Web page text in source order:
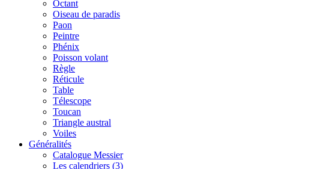
Octant
Oiseau de paradis
Paon
Peintre
Phénix
Poisson volant
Règle
Réticule
Table
Télescope
Toucan
Triangle austral
Voiles
Généralités
Catalogue Messier
Les calendriers (3)